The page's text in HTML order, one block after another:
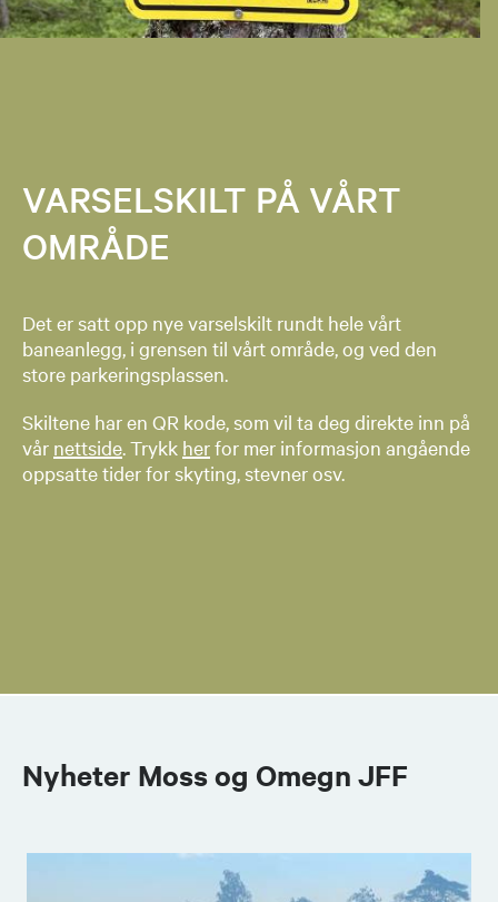
VARSELSKILT PÅ VÅRT
OMRÅDE
Det er satt opp nye varselskilt rundt hele vårt
baneanlegg, i grensen til vårt område, og ved den
store parkeringsplassen.
Skiltene har en QR kode, som vil ta deg direkte inn på
vår nettside. Trykk herfor mer informasjon angående
oppsatte tider for skyting, stevner osv.
Nyheter Moss og Omegn JFF